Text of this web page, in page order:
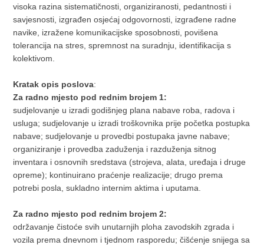
visoka razina sistematičnosti, organiziranosti, pedantnosti i
savjesnosti, izgrađen osjećaj odgovornosti, izgrađene radne
navike, izražene komunikacijske sposobnosti, povišena
tolerancija na stres, spremnost na suradnju, identifikacija s
kolektivom.
Kratak opis poslova:
Za radno mjesto pod rednim brojem 1:
sudjelovanje u izradi godišnjeg plana nabave roba, radova i
usluga; sudjelovanje u izradi troškovnika prije početka postupka
nabave; sudjelovanje u provedbi postupaka javne nabave;
organiziranje i provedba zaduženja i razduženja sitnog
inventara i osnovnih sredstava (strojeva, alata, uređaja i druge
opreme); kontinuirano praćenje realizacije; drugo prema
potrebi posla, sukladno internim aktima i uputama.
Za radno mjesto pod rednim brojem 2:
održavanje čistoće svih unutarnjih ploha zavodskih zgrada i
vozila prema dnevnom i tjednom rasporedu; čišćenje snijega sa